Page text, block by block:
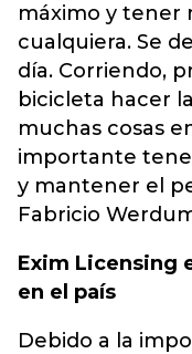
máximo y tener
cualquiera. Se
día. Corriendo,
bicicleta hacer
muchas cosas
importante
y mantener el
Fabricio
Exim Licensing
en el país
Debido a la